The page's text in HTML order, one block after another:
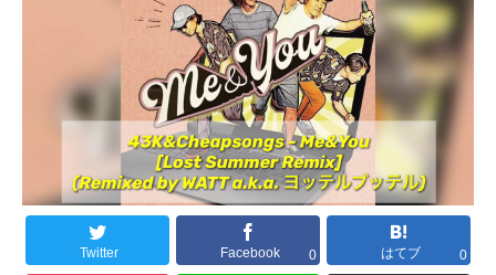
Twitter Facebook 0 はてブ 0